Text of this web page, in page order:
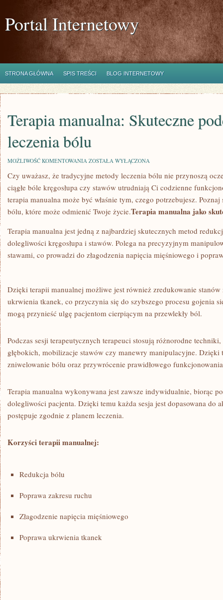
Portal Internetowy
STRONA GŁÓWNA SPIS TREŚCI BLOG INTERNETOWY
Terapia manualna: Skuteczne
leczenia bólu
MOŻLIWOŚĆ KOMENTOWANIA TERAPIA
SKUTECZNE
PODEJŚCIE
DO
LECZENIA
BÓLU
ZOSTAŁA WYŁĄCZONA
Czy‍ uważasz, że‌ tradycyjne metody ⁣leczenia bólu nie przynoszą
ciągłe bóle ‌kręgosłupa czy stawów⁣ utrudniają Ci ⁣codzienne
terapia manualna ‍może być właśnie tym,​ czego ⁢potrzebujesz.
bólu, które może odmienić Twoje życie.Terapia manualna jako
Terapia manualna ⁤jest jedną z najbardziej skutecznych metod⁢
dolegliwości kręgosłupa i stawów. Polega⁣ na‌ precyzyjnym
stawami, co ‍prowadzi do‍ złagodzenia‍ napięcia mięśniowego i
Dzięki ⁣terapii manualnej⁢ możliwe jest również zredukowanie
ukrwienia tkanek, co przyczynia się do szybszego procesu gojenia
mogą przynieść‍ ulgę pacjentom cierpiącym na przewlekły ​ból.
Podczas⁣ sesji terapeutycznych terapeuci stosują różnorodne
głębokich, mobilizacje⁤ stawów czy manewry ⁤manipulacyjne.⁣ Dzięki
zniwelowanie bólu oraz przywrócenie prawidłowego funkcjonowania‌
Terapia manualna wykonywana jest⁢ zawsze indywidualnie, biorąc
dolegliwości pacjenta. Dzięki temu każda sesja ⁤jest dopasowana do
postępuje zgodnie z planem leczenia.
Korzyści terapii manualnej:
Redukcja bólu
Poprawa zakresu ruchu
Złagodzenie napięcia mięśniowego
Poprawa ukrwienia tkanek